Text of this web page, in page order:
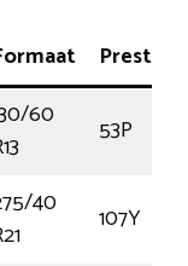
Prestatie
60
53P
40
107Y